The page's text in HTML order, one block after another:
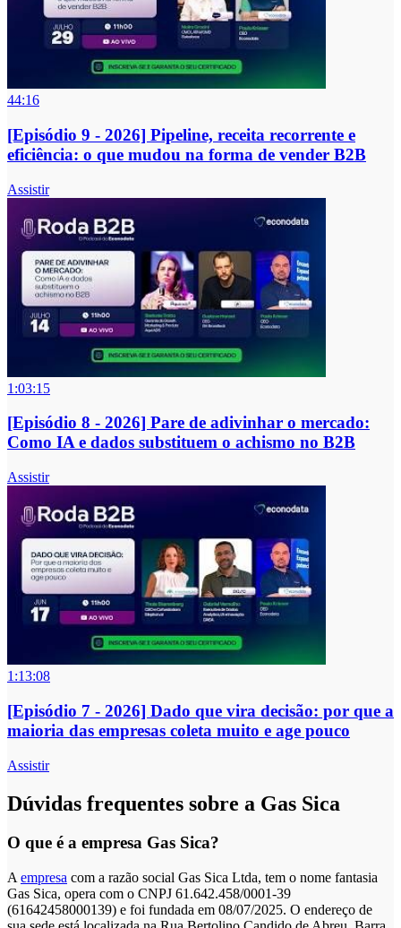
44:16
[Episódio 9 - 2026] Pipeline, receita recorrente e
eficiência: o que mudou na forma de vender B2B
Assistir
1:03:15
[Episódio 8 - 2026] Pare de adivinhar o mercado:
Como IA e dados substituem o achismo no B2B
Assistir
1:13:08
[Episódio 7 - 2026] Dado que vira decisão: por que a
maioria das empresas coleta muito e age pouco
Assistir
Dúvidas frequentes sobre a Gas Sica
O que é a empresa Gas Sica?
A empresa com a razão social Gas Sica Ltda, tem o nome fantasia
Gas Sica, opera com o CNPJ 61.642.458/0001-39
(61642458000139) e foi fundada em 08/07/2025. O endereço de